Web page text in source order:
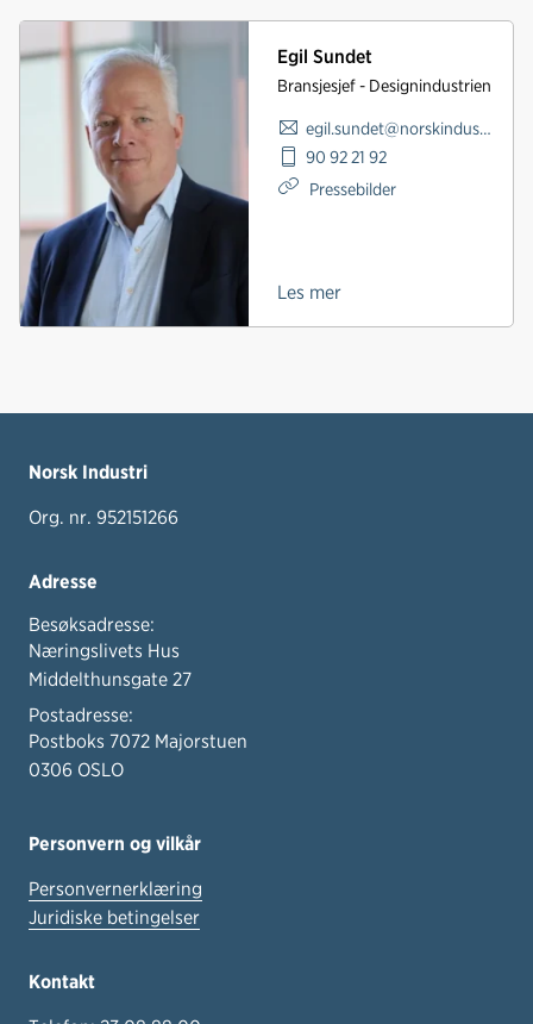
Egil Sundet
Bransjesjef - Designindustrien
egil.sundet@norskindustri.no
90 92 21 92
Pressebilder
Les mer
Norsk Industri
Org. nr. 952151266
Adresse
Besøksadresse:
Næringslivets Hus
Middelthunsgate 27
Postadresse:
Postboks 7072 Majorstuen
0306 OSLO
Personvern og vilkår
Personvernerklæring
Juridiske betingelser
Kontakt